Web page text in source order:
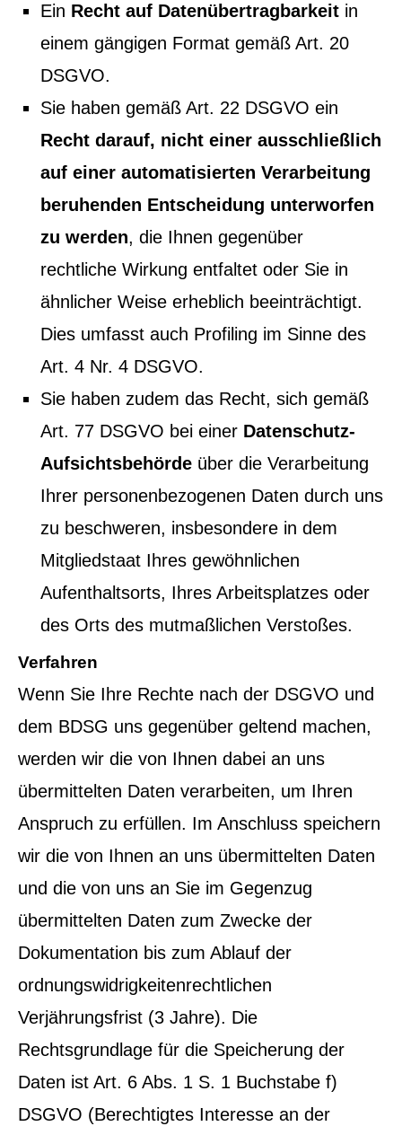
Ein Recht auf Datenübertragbarkeit in
einem gängigen Format gemäß Art. 20
DSGVO.
Sie haben gemäß Art. 22 DSGVO ein
Recht darauf, nicht einer ausschließlich
auf einer automatisierten Verarbeitung
beruhenden Entscheidung unterworfen
zu werden, die Ihnen gegenüber
rechtliche Wirkung entfaltet oder Sie in
ähnlicher Weise erheblich beeinträchtigt.
Dies umfasst auch Profiling im Sinne des
Art. 4 Nr. 4 DSGVO.
Sie haben zudem das Recht, sich gemäß
Art. 77 DSGVO bei einer Datenschutz-
Aufsichtsbehörde über die Verarbeitung
Ihrer personenbezogenen Daten durch uns
zu beschweren, insbesondere in dem
Mitgliedstaat Ihres gewöhnlichen
Aufenthaltsorts, Ihres Arbeitsplatzes oder
des Orts des mutmaßlichen Verstoßes.
Verfahren
Wenn Sie Ihre Rechte nach der DSGVO und
dem BDSG uns gegenüber geltend machen,
werden wir die von Ihnen dabei an uns
übermittelten Daten verarbeiten, um Ihren
Anspruch zu erfüllen. Im Anschluss speichern
wir die von Ihnen an uns übermittelten Daten
und die von uns an Sie im Gegenzug
übermittelten Daten zum Zwecke der
Dokumentation bis zum Ablauf der
ordnungswidrigkeitenrechtlichen
Verjährungsfrist (3 Jahre). Die
Rechtsgrundlage für die Speicherung der
Daten ist Art. 6 Abs. 1 S. 1 Buchstabe f)
DSGVO (Berechtigtes Interesse an der